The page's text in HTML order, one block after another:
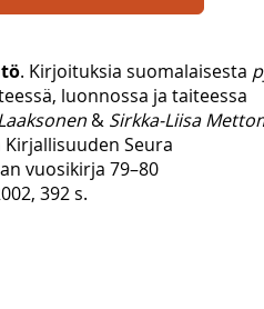
. Kirjoituksia suomalaisesta
luonnossa ja taiteessa
& Sirkka-Liisa
Seura
vuosikirja 79–80
392 s.